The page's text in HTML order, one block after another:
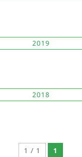
2019
2018
1 / 1 1